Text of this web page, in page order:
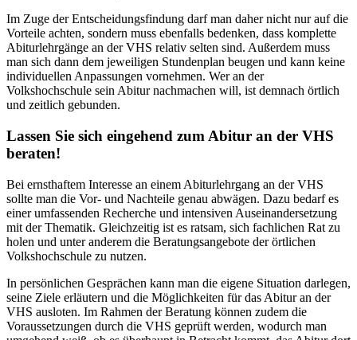
Im Zuge der Entscheidungsfindung darf man daher nicht nur auf die
Vorteile achten, sondern muss ebenfalls bedenken, dass komplette
Abiturlehrgänge an der VHS relativ selten sind. Außerdem muss
man sich dann dem jeweiligen Stundenplan beugen und kann keine
individuellen Anpassungen vornehmen. Wer an der
Volkshochschule sein Abitur nachmachen will, ist demnach örtlich
und zeitlich gebunden.
Lassen Sie sich eingehend zum Abitur an der VHS
beraten!
Bei ernsthaftem Interesse an einem Abiturlehrgang an der VHS
sollte man die Vor- und Nachteile genau abwägen. Dazu bedarf es
einer umfassenden Recherche und intensiven Auseinandersetzung
mit der Thematik. Gleichzeitig ist es ratsam, sich fachlichen Rat zu
holen und unter anderem die Beratungsangebote der örtlichen
Volkshochschule zu nutzen.
In persönlichen Gesprächen kann man die eigene Situation darlegen,
seine Ziele erläutern und die Möglichkeiten für das Abitur an der
VHS ausloten. Im Rahmen der Beratung können zudem die
Voraussetzungen durch die VHS geprüft werden, wodurch man